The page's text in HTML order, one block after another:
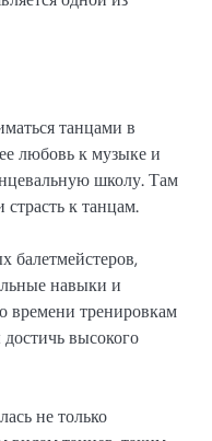
танцами в
любовь к музыке и
школу. Там
к танцам.
балетмейстеров,
навыки и
времени тренировкам
высокого
не только